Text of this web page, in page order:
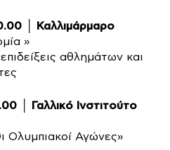
│ Καλλιμάρμαρο
»
αθλημάτων και
│ Γαλλικό Ινστιτούτο
Ολυμπιακοί Αγώνες»